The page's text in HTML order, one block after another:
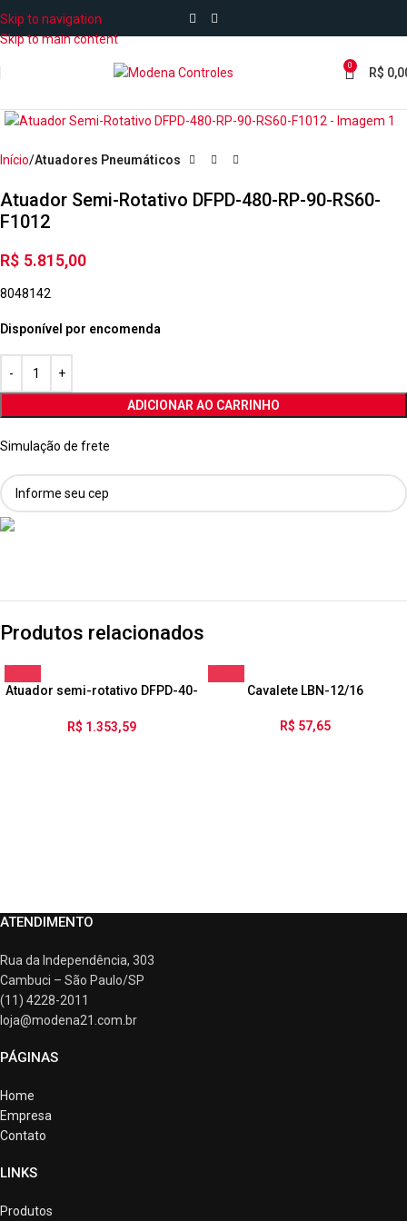
Skip to navigation
Skip to main content
0 R$
Início Atuadores Pneumáticos
Atuador Semi-Rotativo DFPD-480-RP-90-RS60-
F1012
R$ 5.815,00
8048142
Disponível por encomenda
ADICIONAR AO CARRINHO
Simulação de frete
Produtos relacionados
Atuador semi-rotativo DFPD-40-
R$ 1.353,59
Cavalete LBN-12/16
R$ 57,65
ATENDIMENTO
Rua da Independência, 303
Cambuci – São Paulo/SP
(11) 4228-2011
loja@modena21.com.br
PÁGINAS
Home
Empresa
Contato
LINKS
Produtos